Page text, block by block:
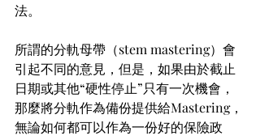
法。
所謂的分軌母帶（stem mastering）會
引起不同的意見，但是，如果由於截止
日期或其他“硬性停止”只有一次機會，
那麼將分軌作為備份提供給Mastering，
無論如何都可以作為一份好的保險政